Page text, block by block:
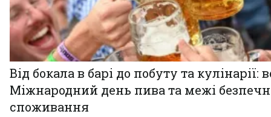
Від бокала в барі до побуту та кулінарії:
Міжнародний день пива та межі
споживання